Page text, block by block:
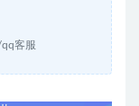
客服